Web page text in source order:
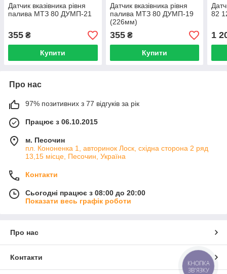
Датчик вказівника рівня
палива МТЗ 80 ДУМП-21
355 ₴
Купити
Датчик вказівника рівня
палива МТЗ 80 ДУМП-19
(226мм)
355₴
Купити
82
1
Про нас
97% позитивних з 77 відгуків за рік
Працює з 06.10.2015
м. Песочин
пл. Кононенка 1, авторинок Лоск, східна сторона 2 ряд
13,15 місце, Песочин, Україна
Контакти
Сьогодні працює з 08:00 до 20:00
Показати весь графік роботи
Про нас
Контакти
КНОПКА
ЗВ'ЯЗКУ